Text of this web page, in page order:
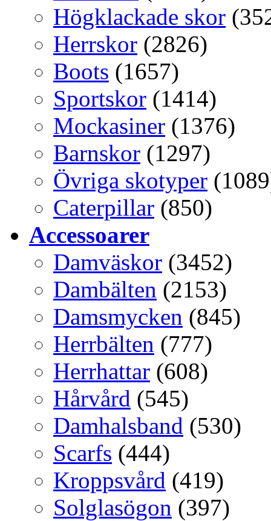
Högklackade skor
Herrskor (2826)
Boots (1657)
Sportskor (1414)
Mockasiner (1376)
Barnskor (1297)
Övriga skotyper
Caterpillar (850)
Accessoarer
Damväskor (3452)
Dambälten (2153)
Damsmycken (845)
Herrbälten (777)
Herrhattar (608)
Hårvård (545)
Damhalsband (530)
Scarfs (444)
Kroppsvård (419)
Solglasögon (397)